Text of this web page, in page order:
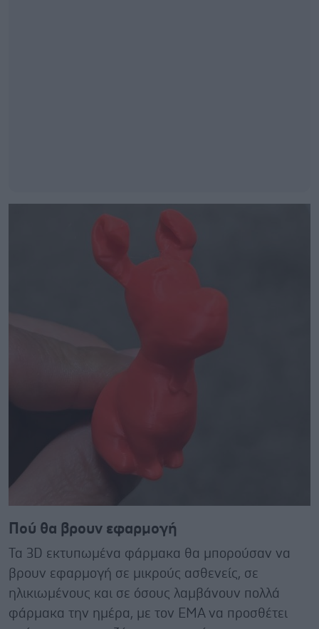
Πού θα βρουν εφαρμογή
Τα 3D εκτυπωμένα φάρμακα θα μπορούσαν να
βρουν εφαρμογή σε μικρούς ασθενείς, σε
ηλικιωμένους και σε όσους λαμβάνουν πολλά
φάρμακα την ημέρα, με τον ΕΜΑ να προσθέτει